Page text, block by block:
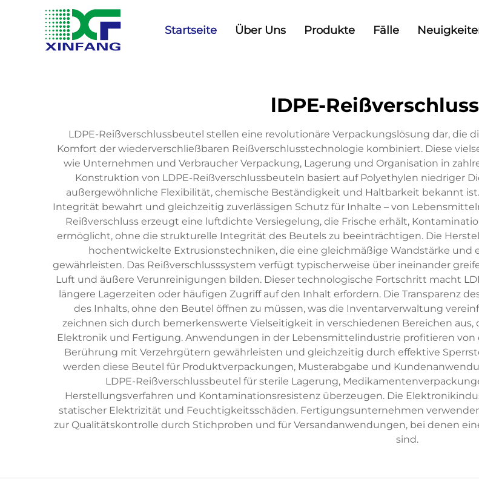
Startseite Über Uns Produkte Fälle
lDPE-
LDPE-Reißverschlussbeutel stellen eine revolutionäre Verpackungslösung dar,
Komfort der wiederverschließbaren Reißverschlusstechnologie kombiniert. Diese
wie Unternehmen und Verbraucher Verpackung, Lagerung und Organisation in
Konstruktion von LDPE-Reißverschlussbeuteln basiert auf Polyethylen niedriger
außergewöhnliche Flexibilität, chemische Beständigkeit und Haltbarkeit bekannt
Integrität bewahrt und gleichzeitig zuverlässigen Schutz für Inhalte – von
Reißverschluss erzeugt eine luftdichte Versiegelung, die Frische erhält,
ermöglicht, ohne die strukturelle Integrität des Beutels zu beeinträchtigen. Die
hochentwickelte Extrusionstechniken, die eine gleichmäßige Wandstärke und
gewährleisten. Das Reißverschlusssystem verfügt typischerweise über ineinander
Luft und äußere Verunreinigungen bilden. Dieser technologische Fortschritt macht
längere Lagerzeiten oder häufigen Zugriff auf den Inhalt erfordern. Die Transparenz
des Inhalts, ohne den Beutel öffnen zu müssen, was die Inventarverwaltung
zeichnen sich durch bemerkenswerte Vielseitigkeit in verschiedenen Bereichen
Elektronik und Fertigung. Anwendungen in der Lebensmittelindustrie profitieren von
Berührung mit Verzehrgütern gewährleisten und gleichzeitig durch effektive
werden diese Beutel für Produktverpackungen, Musterabgabe und
LDPE-Reißverschlussbeutel für sterile Lagerung,
Herstellungsverfahren und Kontaminationsresistenz überzeugen. Die
statischer Elektrizität und Feuchtigkeitsschäden. Fertigungsunternehmen
zur Qualitätskontrolle durch Stichproben und für Versandanwendungen, bei denen
sind.